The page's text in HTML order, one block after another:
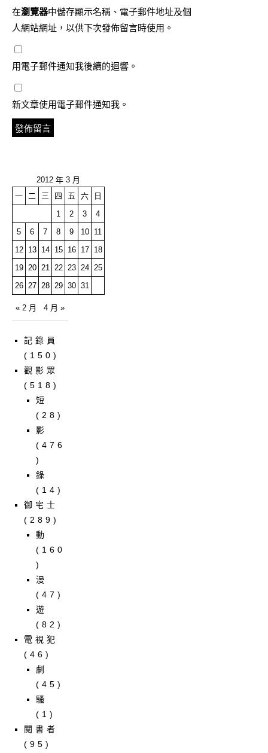
在瀏覽器中儲存顯示名稱、電子郵件地址及個
人網站網址，以供下次發佈留言時使用。
用電子郵件通知我後續的迴響。
新文章使用電子郵件通知我。
2012 年 3 月
一
二 三 四 五 六
日
1
2 3
4
5
6 7 8 9 10
11
12
13 14 15 16 17
18
19
20 21 22 23 24
25
26
27 28 29 30 31
« 2 月 4 月 »
記錄員
(150)
觀影眾
(518)
短
(28)
影
(476
)
錄
(14)
御宅士
(289)
動
(160
)
漫
(47)
遊
(82)
電視犯
(46)
劇
(45)
騷
(1)
閱書者
(95)